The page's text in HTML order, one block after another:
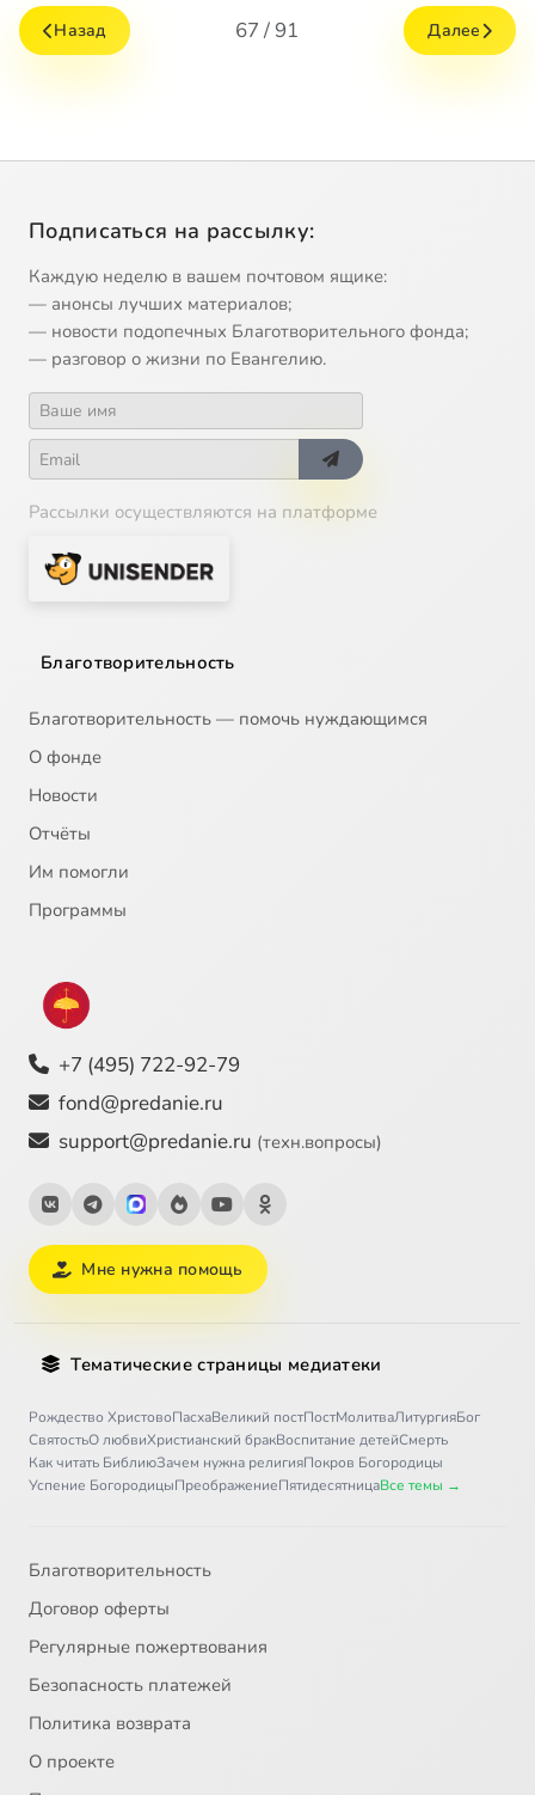
Назад 67 / 91 Далее
Подписаться на рассылку:
Каждую неделю в вашем почтовом ящике:
— анонсы лучших материалов;
— новости подопечных Благотворительного фонда;
— разговор о жизни по Евангелию.
Рассылки осуществляются на платформе
Благотворительность
Благотворительность — помочь нуждающимся
О фонде
Новости
Отчёты
Им помогли
Программы
+7 (495) 722-92-79
fond@predanie.ru
support@predanie.ru (техн.вопросы)
Мне нужна помощь
Тематические страницы медиатеки
Рождество ХристовоПасхаВеликий постПостМолитваЛитургияБог
СвятостьО любвиХристианский бракВоспитание детейСмерть
Как читать БиблиюЗачем нужна религияПокров Богородицы
Успение БогородицыПреображениеПятидесятницаВсе темы →
Благотворительность
Договор оферты
Регулярные пожертвования
Безопасность платежей
Политика возврата
О проекте